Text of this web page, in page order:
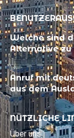
Welche sind
Alternative zu
Anruf mit
aus dem
NÜTZLICHE
Über uns